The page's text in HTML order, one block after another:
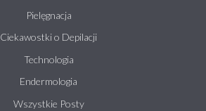
Pielęgnacja
Ciekawostki o Depilacji
Technologia
Endermologia
Wszystkie Posty